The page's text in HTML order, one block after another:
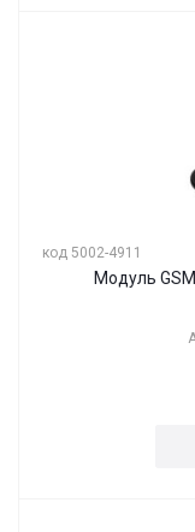
код 5002-4911
Модуль